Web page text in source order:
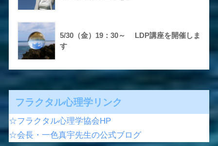
5/30（金）19：30～ LDP講座を開催しま
す
フラクタル心理学リンク
☆フラクタル心理学協会HP
☆会長・一色真宇先生の公式ブログ